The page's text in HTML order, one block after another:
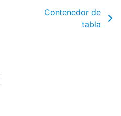
Contenedor de
tabla